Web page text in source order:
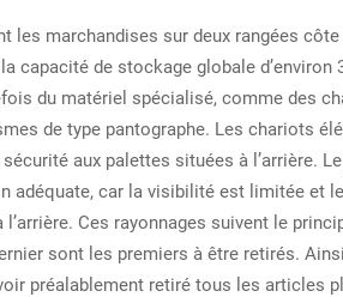
les marchandises sur deux rangées
capacité de stockage globale d’environ
du matériel spécialisé, comme des
de type pantographe. Les chariots
aux palettes situées à l’arrière.
adéquate, car la visibilité est limitée et
Ces rayonnages suivent le
sont les premiers à être retirés.
préalablement retiré tous les articles